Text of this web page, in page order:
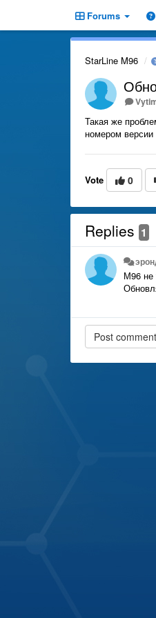
Forums
StarLine M96
Такая же
номером версии
Vote 0
Replies 1
М96 не